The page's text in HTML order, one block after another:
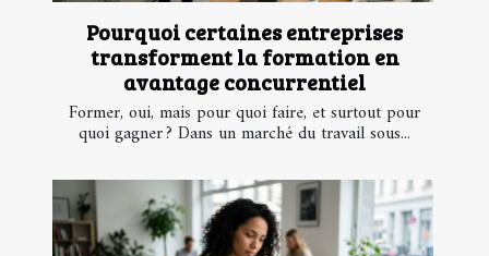
Pourquoi certaines entreprises
transforment la formation en
avantage concurrentiel
Former, oui, mais pour quoi faire, et surtout pour
quoi gagner ? Dans un marché du travail sous...